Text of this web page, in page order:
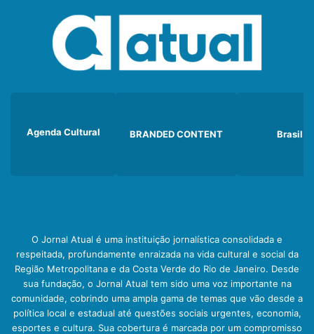
Agenda Cultural BRANDED CONTENT Brasil
O Jornal Atual é uma instituição jornalística consolidada e
respeitada, profundamente enraizada na vida cultural e social da
Região Metropolitana e da Costa Verde do Rio de Janeiro. Desde
sua fundação, o Jornal Atual tem sido uma voz importante na
comunidade, cobrindo uma ampla gama de temas que vão desde a
política local e estadual até questões sociais urgentes, economia,
esportes e cultura. Sua cobertura é marcada por um compromisso